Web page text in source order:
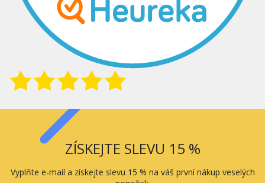
ZÍSKEJTE SLEVU 15 %
Vyplňte e-mail a získejte slevu 15 % na váš první nákup veselých